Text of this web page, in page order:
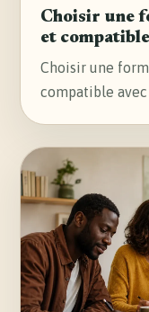
Choisir une
et
Choisir une
compatible